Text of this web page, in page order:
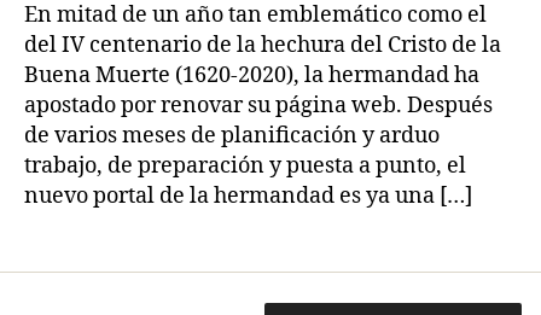
En mitad de un año tan emblemático como el
del IV centenario de la hechura del Cristo de la
Buena Muerte (1620-2020), la hermandad ha
apostado por renovar su página web. Después
de varios meses de planificación y arduo
trabajo, de preparación y puesta a punto, el
nuevo portal de la hermandad es ya una […]